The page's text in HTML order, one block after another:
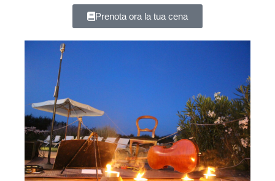
Prenota ora la tua cena